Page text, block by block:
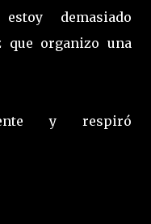
demasiado
que organizo una
y respiró